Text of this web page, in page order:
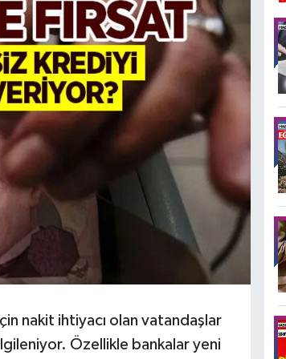
nakit ihtiyacı olan vatandaşlar
Özellikle bankalar yeni